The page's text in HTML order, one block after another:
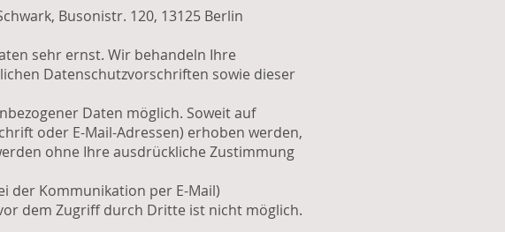
Busonistr. 120, 13125 Berlin
sehr ernst. Wir behandeln Ihre
Datenschutzvorschriften sowie dieser
Daten möglich. Soweit auf
oder E-Mail-Adressen) erhoben werden,
ohne Ihre ausdrückliche Zustimmung
der Kommunikation per E-Mail)
dem Zugriff durch Dritte ist nicht möglich.